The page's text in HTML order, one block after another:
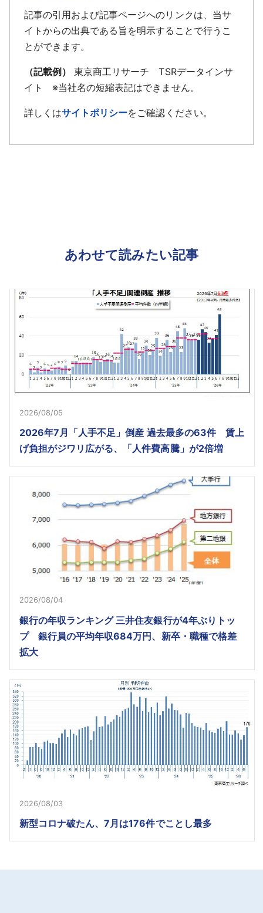
記事の引用および記事ページへのリンクは、当サ
イトからの出典である旨を明示することで行うこ
とができます。
（記載例）
東京商工リサーチ TSRデータインサ
イト ※当社名の短縮表記はできません。
詳しくはサイトポリシーをご確認ください。
あわせて読みたい記事
2026/08/05
2026年7月「人手不足」倒産 過去最多の63件 賃上
げ負担がジワリ広がる、「人件費高騰」が2倍増
2026/08/04
銀行の年収ランキング 三井住友銀行が4年ぶりトッ
プ 銀行員の平均年収684万円、新卒・職種で格差
拡大
2026/08/03
新型コロナ破たん、7月は176件でことし最多